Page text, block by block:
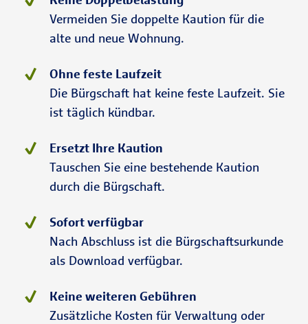
Vermeiden Sie doppelte Kaution für die
alte und neue Wohnung.
Ohne feste Laufzeit
Die Bürgschaft hat keine feste Laufzeit. Sie
ist täglich kündbar.
Ersetzt Ihre Kaution
Tauschen Sie eine bestehende Kaution
durch die Bürgschaft.
Sofort verfügbar
Nach Abschluss ist die Bürgschaftsurkunde
als Download verfügbar.
Keine weiteren Gebühren
Zusätzliche Kosten für Verwaltung oder